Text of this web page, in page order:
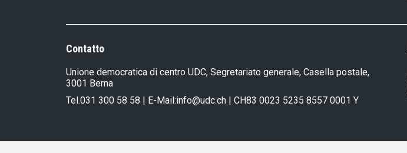
Contatto
Unione democratica di centro UDC, Segretariato generale, Casella postale,
3001 Berna
Tel.031 300 58 58 | E-Mail:info@udc.ch | CH83 0023 5235 8557 0001 Y